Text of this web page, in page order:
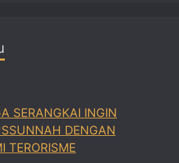
SERANGKAI INGIN
DENGAN
TERORISME